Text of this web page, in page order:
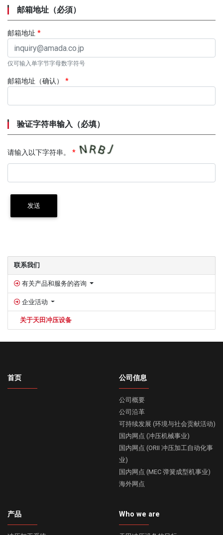
侧边栏
联系我们
有关产品和服务的咨询
企业活动
关于天田冲压设备
邮箱地址（必須）
邮箱地址 *
仅可输入单字节字母数字符号
邮箱地址（确认） *
验证字符串输入（必填）
请输入以下字符串。 *
发送
首页 公司信息
公司概要
公司沿革
可持续发展 (环境与社会贡献活动)
国内网点 (冲压机械事业)
国内网点 (ORII 冲压加工自动化事
业)
国内网点 (MEC 弹簧成型机事业)
海外网点
产品 Who we are